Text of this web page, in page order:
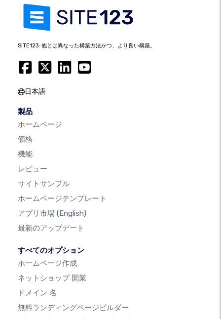
SITE123: 他とは異なった構築方法かつ、より良い構築。
日本語
製品
ホームページ
価格
機能
レビュー
サイトサンプル
ホームページテンプレート
アプリ市場 (English)
最新のアップデート
すべてのオプション
ホームページ作成
ネットショップ 開業
ドメイン 名
無料ランディングページビルダー